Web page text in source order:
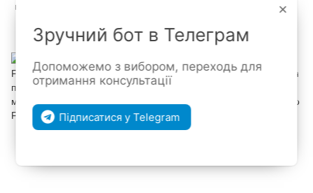
мастурбатора Satisfyer Men
работает от USB
Зручний бот в Телеграм
Допоможемо з вибором, переходь для
отримання консультації
Підписатися у Telegram
×